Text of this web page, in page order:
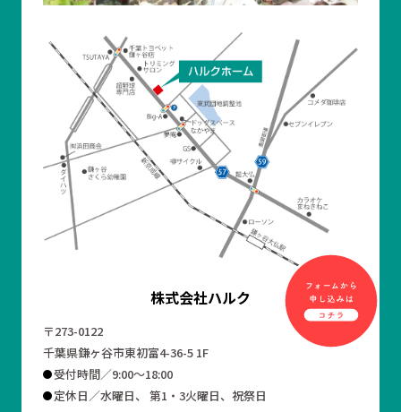
株式会社ハルク
〒273-0122
千葉県鎌ヶ谷市東初富4-36-5 1F
受付時間／9:00～18:00
定休日／水曜日、 第1・3火曜日、祝祭日